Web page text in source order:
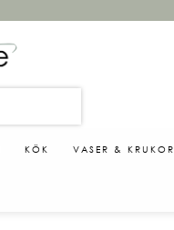
KÖK VASER & KRUKOR